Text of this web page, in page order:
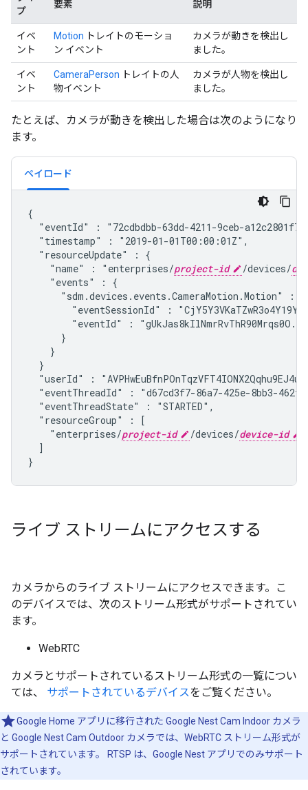
プ
要素 説明
イベ
ント
Motion トレイトのモーショ
ン イベント
カメラが動きを検出し
ました。
イベ
ント
CameraPerson トレイトの人
物イベント
カメラが人物を検出し
ました。
たとえば、カメラが動きを検出した場合は次のようになり
ます。
ペイロード
{
"eventId" : "72cdbdbb-63dd-4211-9ceb-
  "timestamp" : "2019-01-01T00:00:01Z",
  "resourceUpdate" : {
    "name" : "enterprises/
project-id /devices/
    "events" : {
      "
sdm.devices.events.CameraMotion.Motion" : {
"eventSessionId" :
"eventId" :
      }
    }
  }
"userId" :
"eventThreadId" : "d67cd3f7-86a7-425e-8bb3-
  "eventThreadState" : "STARTED",
  "resourceGroup" : [
    "enterprises/
project-id /devices/device-id
  ]
}
ライブ ストリームにアクセスする
カメラからのライブ ストリームにアクセスできます。こ
のデバイスでは、次のストリーム形式がサポートされてい
ます。
WebRTC
カメラとサポートされているストリーム形式の一覧につい
ては、 サポートされているデバイスをご覧ください。
Google Home アプリに移行された Google Nest Cam Indoor カメラ
と Google Nest Cam Outdoor カメラでは、WebRTC ストリーム形式が
サポートされています。 RTSP は、Google Nest アプリでのみサポート
されています。